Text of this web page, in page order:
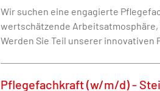
Wir suchen eine engagierte
wertschätzende
Werden Sie Teil unserer innovativen
Pflegefachkraft (w/m/d) -